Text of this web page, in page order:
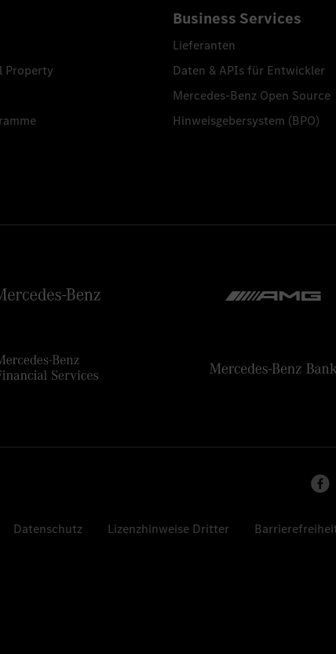
Property
Business Services
Lieferanten
Daten & APIs für Entwickler
Mercedes-Benz Open Source
Hinweisgebersystem (BPO)
Datenschutz Lizenzhinweise Dritter